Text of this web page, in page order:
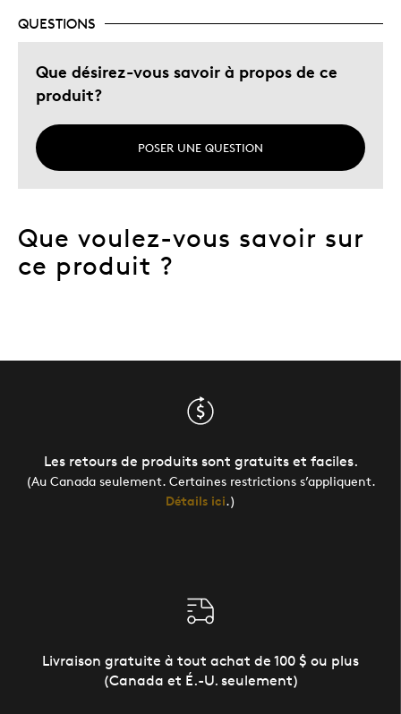
QUESTIONS
Que désirez-vous savoir à propos de ce
produit?
POSER UNE QUESTION
Que voulez-vous savoir sur
ce produit ?
Les retours de produits sont gratuits et faciles.
(Au Canada seulement. Certaines restrictions s’appliquent.
Détails ici.)
Livraison gratuite à tout achat de 100 $ ou plus
(Canada et É.-U. seulement)